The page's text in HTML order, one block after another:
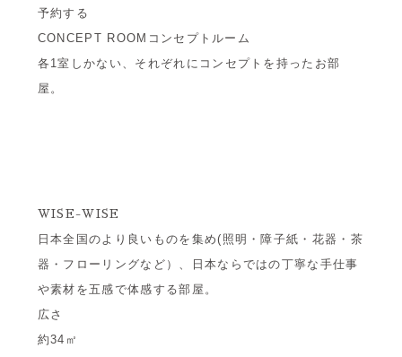
予約する
CONCEPT ROOM コンセプトルーム
各1室しかない、それぞれにコンセプトを持ったお部
屋。
WISE-WISE
日本全国のより良いものを集め(照明・障子紙・花器・茶
器・フローリングなど）、日本ならではの丁寧な手仕事
や素材を五感で体感する部屋。
広さ
約34㎡